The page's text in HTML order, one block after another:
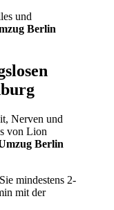
und
Berlin
Nerven und
von Lion
Berlin
mindestens 2-
mit der